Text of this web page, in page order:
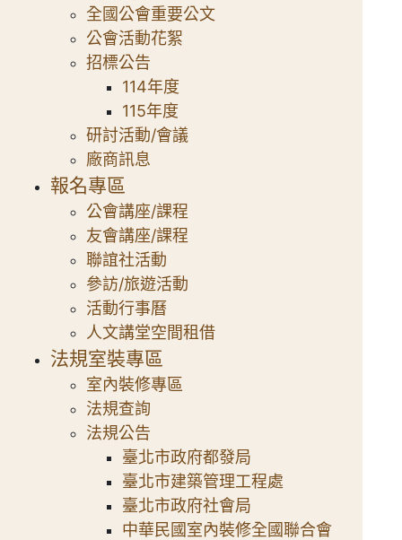
全國公會重要公文
公會活動花絮
招標公告
114年度
115年度
研討活動/會議
廠商訊息
報名專區
公會講座/課程
友會講座/課程
聯誼社活動
參訪/旅遊活動
活動行事曆
人文講堂空間租借
法規室裝專區
室內裝修專區
法規查詢
法規公告
臺北市政府都發局
臺北市建築管理工程處
臺北市政府社會局
中華民國室內裝修全國聯合會